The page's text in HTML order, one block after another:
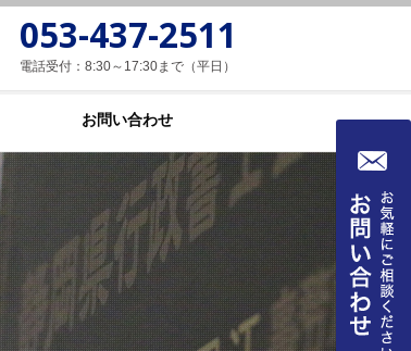
053-437-2511
電話受付：8:30～17:30まで（平日）
お問い合わせ